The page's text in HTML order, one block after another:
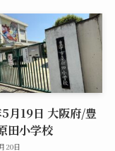
月19日 大阪府/豊
田小学校
20日